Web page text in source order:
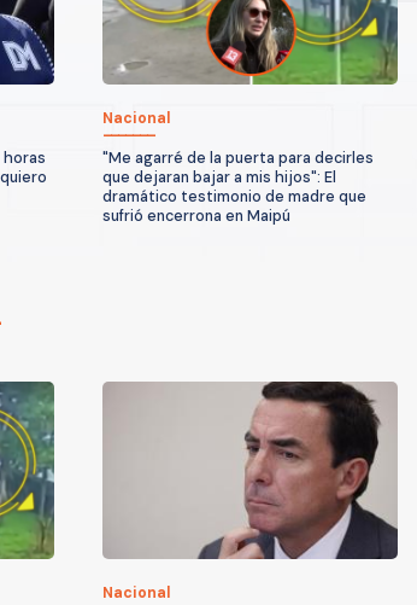
horas
Nacional
"Me agarré de la puerta para decirles
que dejaran bajar a mis hijos": El
dramático testimonio de madre que
sufrió encerrona en Maipú
Nacional